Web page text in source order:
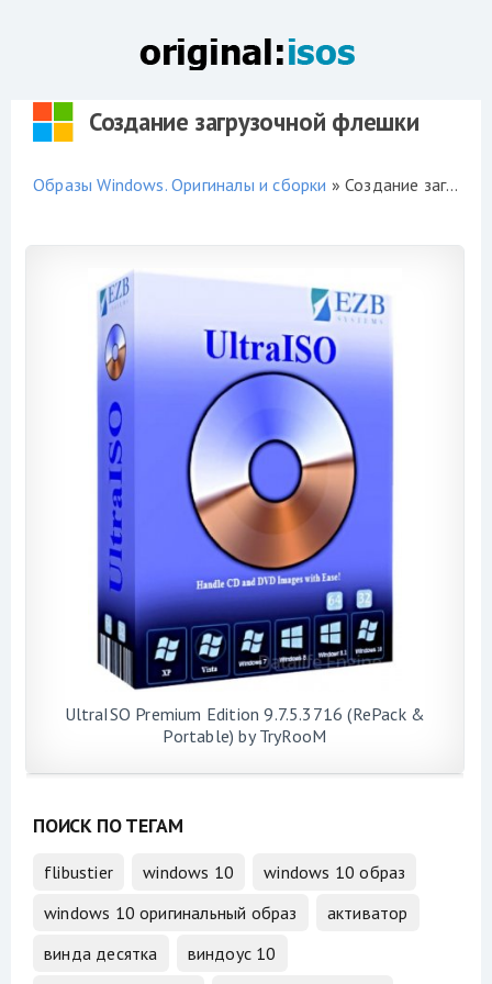
Создание загрузочной флешки
Образы Windows. Оригиналы и сборки » Создание загрузочной флешки
UltraISO Premium Edition 9.7.5.3716 (RePack &
Portable) by TryRooM
ПОИСК ПО ТЕГАМ
flibustier windows 10
windows 10 образ
windows 10 оригинальный образ
активатор
винда десятка
виндоус 10